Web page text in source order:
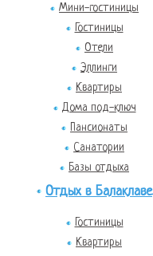
Мини-гостиницы
Гостиницы
Отели
Эллинги
Квартиры
Дома под-ключ
Пансионаты
Санатории
Базы отдыха
Отдых в Балаклаве
Гостиницы
Квартиры